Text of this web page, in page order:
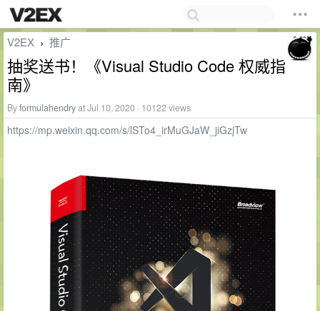
V2EX › 推广
抽奖送书！《Visual Studio Code 权威指
南》
Byformulahendryat Jul 10, 2020 · 10122 views
https://mp.weixin.qq.com/s/lSTo4_irMuGJaW_jiGzjTw